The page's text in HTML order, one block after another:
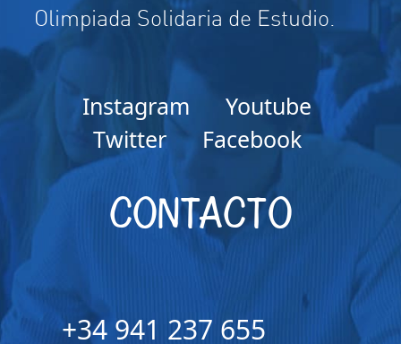
Olimpiada Solidaria de Estudio.
Instagram
Youtube
Twitter
Facebook
CONTACTO
+34 941 237 655